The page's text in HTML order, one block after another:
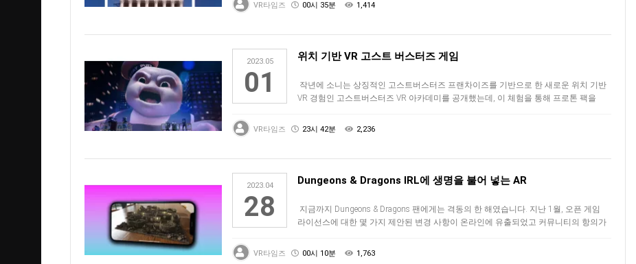
VR타임즈 00시 35분 1,414
2023.05
01
위치 기반 VR 고스트 버스터즈 게임
작년에 소니는 상징적인 고스트버스터즈 프랜차이즈를 기반으로 한 새로운 위치 기반
VR 경험인 고스트버스터즈 VR 아카데미를 공개했는데, 이 체험을 통해 프로톤 팩을
VR타임즈 23시 42분 2,236
2023.04
28
Dungeons & Dragons IRL에 생명을 불어 넣는 AR
지금까지 Dungeons & Dragons 팬에게는 격동의 한 해였습니다. 지난 1월, 오픈 게임
라이선스에 대한 몇 가지 제안된 변경 사항이 온라인에 유출되었고 커뮤니티의 항의가
VR타임즈 00시 10분 1,763